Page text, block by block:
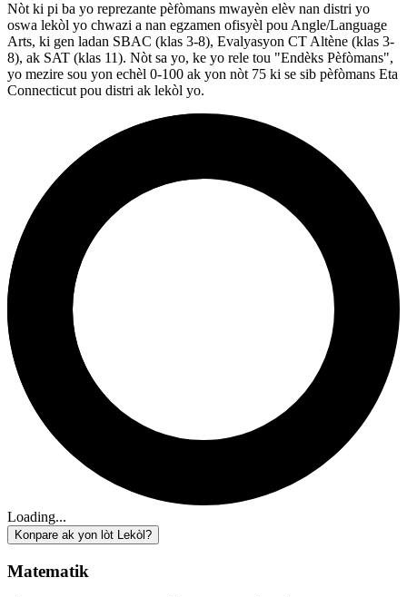
Nòt ki pi ba yo reprezante pèfòmans mwayèn elèv nan distri yo
oswa lekòl yo chwazi a nan egzamen ofisyèl pou Angle/Language
Arts, ki gen ladan SBAC (klas 3-8), Evalyasyon CT Altène (klas 3-
8), ak SAT (klas 11). Nòt sa yo, ke yo rele tou "Endèks Pèfòmans",
yo mezire sou yon echèl 0-100 ak yon nòt 75 ki se sib pèfòmans Eta
Connecticut pou distri ak lekòl yo.
Loading...
Konpare ak yon lòt Lekòl?
Matematik